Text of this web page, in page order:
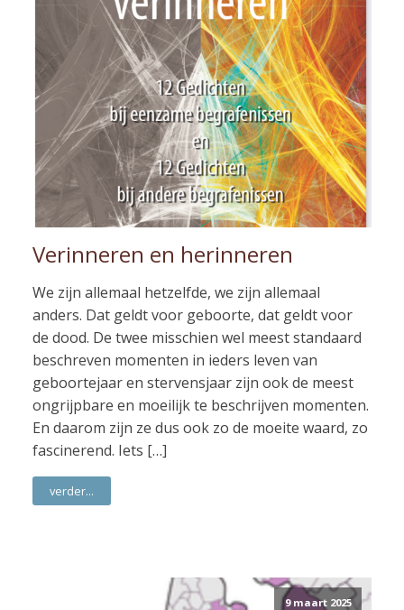
Verinneren en herinneren
We zijn allemaal hetzelfde, we zijn allemaal
anders. Dat geldt voor geboorte, dat geldt voor
de dood. De twee misschien wel meest standaard
beschreven momenten in ieders leven van
geboortejaar en stervensjaar zijn ook de meest
ongrijpbare en moeilijk te beschrijven momenten.
En daarom zijn ze dus ook zo de moeite waard, zo
fascinerend. Iets […]
verder...
9 maart 2025